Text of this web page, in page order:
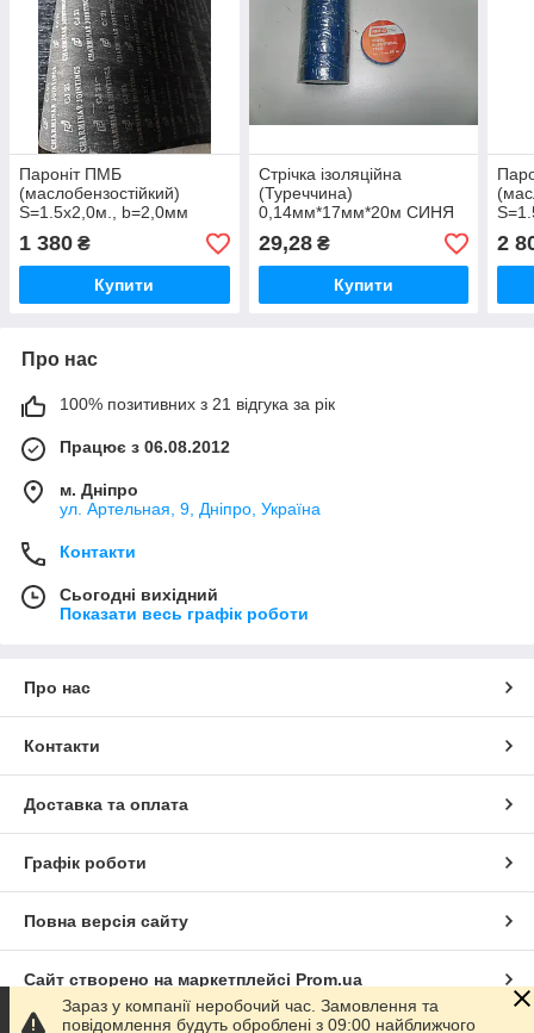
Пароніт ПМБ
(маслобензостійкий)
S=1.5х2,0м., b=2,0мм
ІНДІЯ
1 380 ₴
Купити
Стрічка ізоляційна
(Туреччина)
0,14мм*17мм*20м СИНЯ
29,28₴
Купити
2
Про нас
100% позитивних з 21 відгука за рік
Працює з 06.08.2012
м. Дніпро
ул. Артельная, 9, Дніпро, Україна
Контакти
Сьогодні вихідний
Показати весь графік роботи
Про нас
Контакти
Доставка та оплата
Графік роботи
Повна версія сайту
Сайт створено на маркетплейсі Prom.ua
Зараз у компанії неробочий час. Замовлення та
повідомлення будуть оброблені з 09:00 найближчого